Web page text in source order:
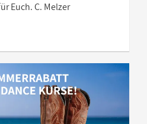
Euch. C. Melzer